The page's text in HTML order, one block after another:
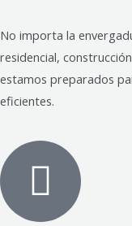
No importa la
residencial,
estamos preparados
eficientes.